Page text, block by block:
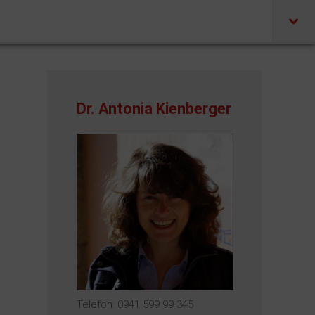
Dr. Antonia Kienberger
Telefon: 0941 599 99 345